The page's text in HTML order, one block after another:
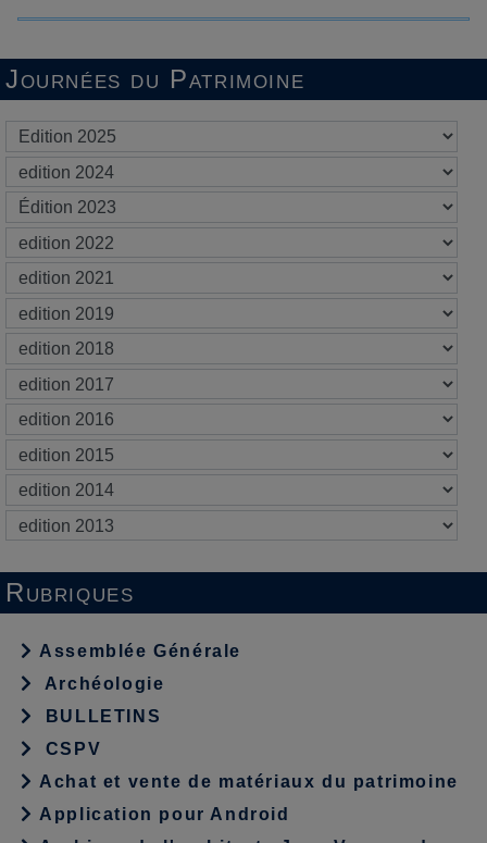
Journées du Patrimoine
Rubriques
Assemblée Générale
Archéologie
BULLETINS
CSPV
Achat et vente de matériaux du patrimoine
Application pour Android